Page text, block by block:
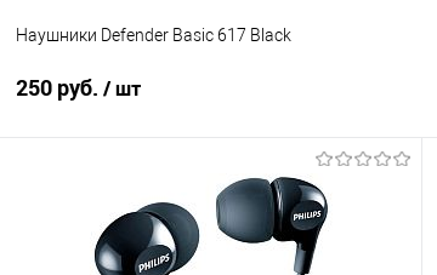
Наушники Defender Basic 617 Black
250 руб. / шт
В корзину
Купить в 1 клик
Сравнение